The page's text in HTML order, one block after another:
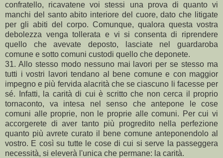
confratello, ricavatene voi stessi una prova di quanto vi
manchi del santo abito interiore del cuore, dato che litigate
per gli abiti del corpo. Comunque, qualora questa vostra
debolezza venga tollerata e vi si consenta di riprendere
quello che avevate deposto, lasciate nel guardaroba
comune e sotto comuni custodi quello che deponete.
31. Allo stesso modo nessuno mai lavori per se stesso ma
tutti i vostri lavori tendano al bene comune e con maggior
impegno e più fervida alacrità che se ciascuno li facesse per
sé. Infatti, la carità di cui è scritto che non cerca il proprio
tornaconto, va intesa nel senso che antepone le cose
comuni alle proprie, non le proprie alle comuni. Per cui vi
accorgerete di aver tanto più progredito nella perfezione
quanto più avrete curato il bene comune anteponendolo al
vostro. E così su tutte le cose di cui si serve la passeggera
necessità, si eleverà l'unica che permane: la carità.